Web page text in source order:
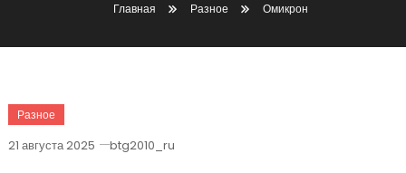
Главная Разное Омикрон
Разное
21 августа 2025 btg2010_ru